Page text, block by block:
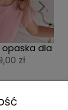
opaska dla
z
zł
>